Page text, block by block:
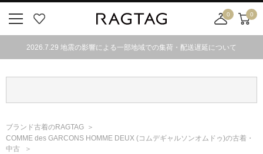
気
0
舗
カ
0
2026.7.29 地震の影響による一部地域での集荷・配送遅延について
ブランド古着のRAGTAG
COMME des GARCONS HOMME DEUX (コムデギャルソンオムドゥ)の古着・
中古